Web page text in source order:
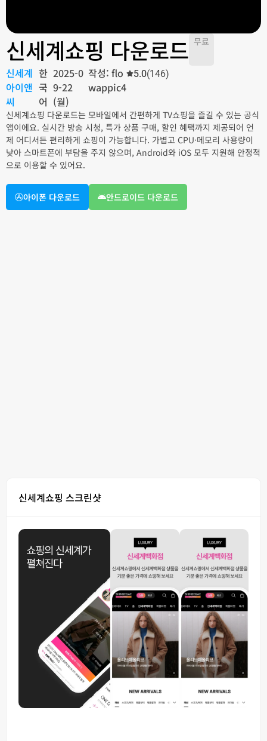
신세계쇼핑 다운로드 무료
신세계
아이앤
씨
한
국
어
2025-0
9-22
(월)
작성: flo
wappic4
5.0(146)
신세계쇼핑 다운로드는 모바일에서 간편하게 TV쇼핑을 즐길 수 있는 공식
앱이에요. 실시간 방송 시청, 특가 상품 구매, 할인 혜택까지 제공되어 언
제 어디서든 편리하게 쇼핑이 가능합니다. 가볍고 CPU·메모리 사용량이
낮아 스마트폰에 부담을 주지 않으며, Android와 iOS 모두 지원해 안정적
으로 이용할 수 있어요.
아이폰 다운로드 안드로이드 다운로드
신세계쇼핑 스크린샷